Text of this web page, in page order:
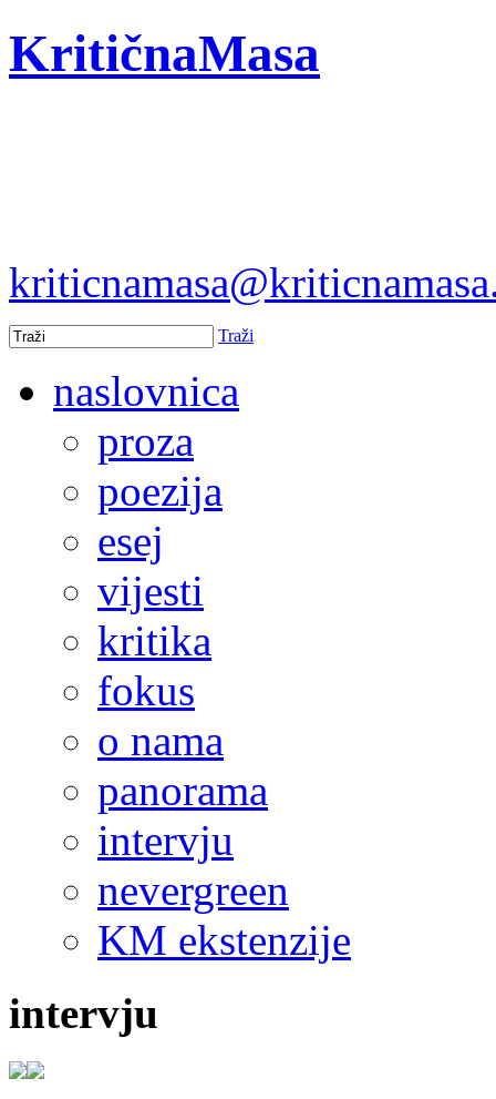
KritičnaMasa
Traži
naslovnica
proza
poezija
esej
vijesti
kritika
fokus
o nama
panorama
intervju
nevergreen
KM ekstenzije
intervju